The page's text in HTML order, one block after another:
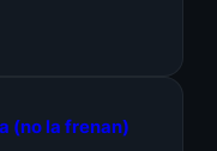
(no la frenan)